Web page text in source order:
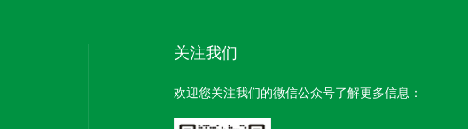
关注我们
欢迎您关注我们的微信公众号了解更多信息：